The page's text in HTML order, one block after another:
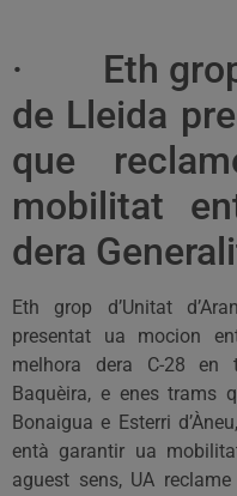
· Eth grop
de Lleida
que
mobilitat
dera
Eth grop d’Unitat
presentat ua mocion
melhora dera C-28 en
Baquèira, e enes trams
Bonaigua e Esterri
entà garantir ua
aguest sens, UA